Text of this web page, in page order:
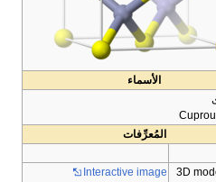
الأسماء
المُعرِّفات
3D
Interactive image